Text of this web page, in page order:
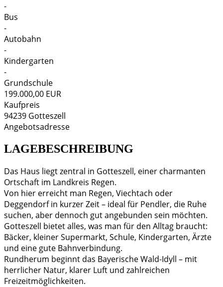
-
Bus
-
Autobahn
-
Kindergarten
-
Grundschule
199.000,00 EUR
Kaufpreis
94239 Gotteszell
Angebotsadresse
LAGEBESCHREIBUNG
Das Haus liegt zentral in Gotteszell, einer charmanten
Ortschaft im Landkreis Regen.
Von hier erreicht man Regen, Viechtach oder
Deggendorf in kurzer Zeit – ideal für Pendler, die Ruhe
suchen, aber dennoch gut angebunden sein möchten.
Gotteszell bietet alles, was man für den Alltag braucht:
Bäcker, kleiner Supermarkt, Schule, Kindergarten, Ärzte
und eine gute Bahnverbindung.
Rundherum beginnt das Bayerische Wald-Idyll – mit
herrlicher Natur, klarer Luft und zahlreichen
Freizeitmöglichkeiten.